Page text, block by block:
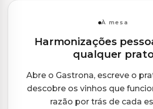
À mesa
Harmonizações
qualquer
Abre o Gastrona, escreve o
descobre os vinhos que
razão por trás de cada